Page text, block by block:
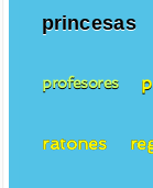
princesas
profesores
ratones